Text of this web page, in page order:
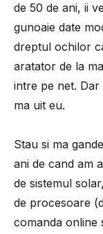
de 50 de ani, ii
gunoaie date
dreptul ochilor
aratator de la
intre pe net.
ma uit eu.
Stau si ma
ani de cand am
de sistemul
de procesoare
comanda online